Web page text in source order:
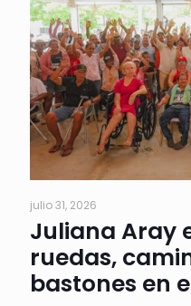
julio 31, 2026
Juliana Aray
ruedas,
bastones en